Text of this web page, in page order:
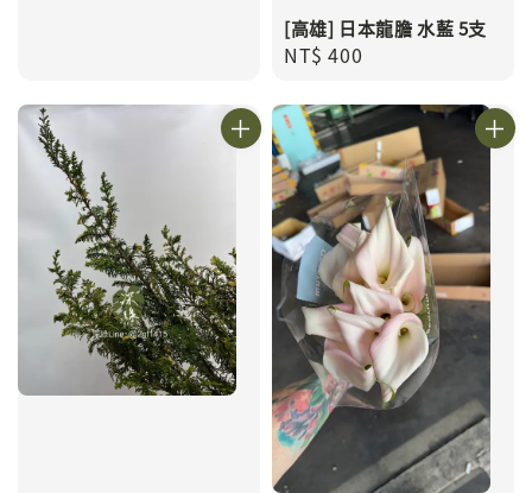
[高雄] 日本龍膽 水藍 5支
Regular
NT$ 400